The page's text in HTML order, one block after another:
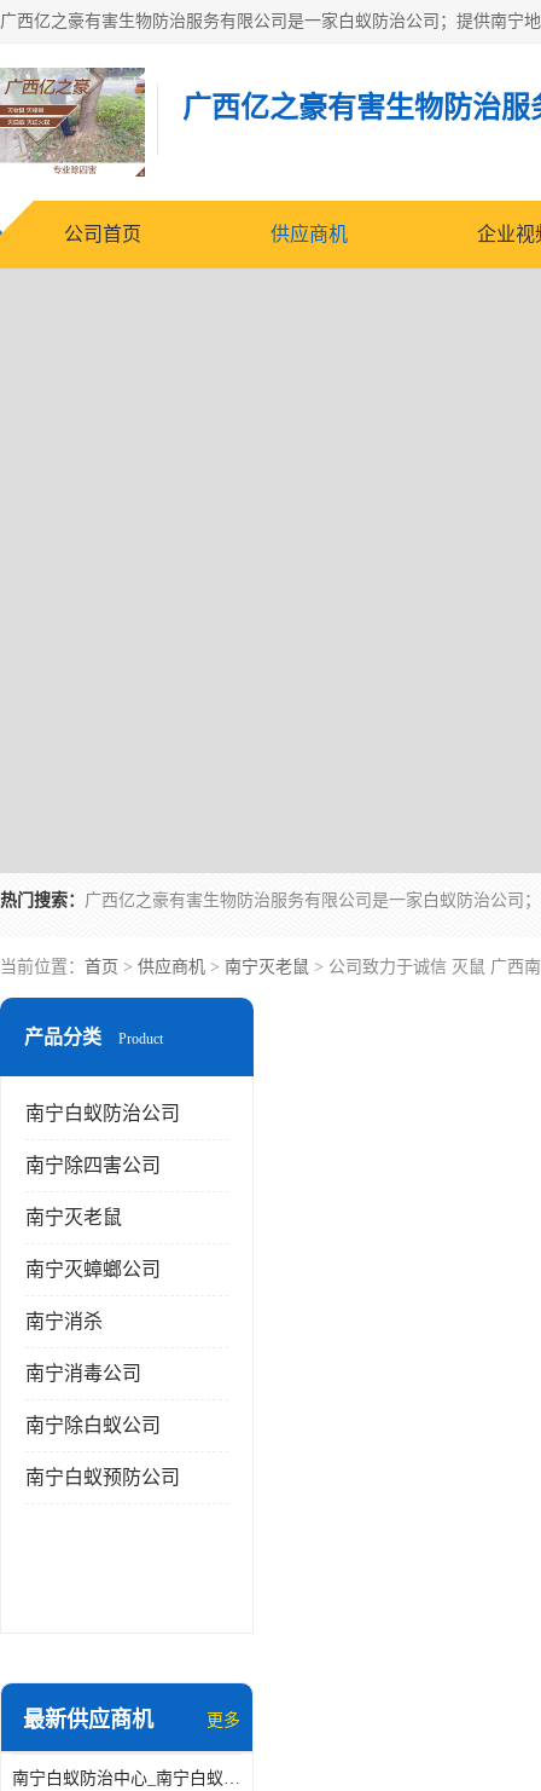
广西亿之豪有害生物防治服
公司首页 供应商机 企业视
热门搜索：
当前位置： 首页 > 供应商机 > 南宁灭老鼠 > 公司致力于诚信 灭鼠 广西
产品分类 Product
南宁白蚁防治公司
南宁除四害公司
南宁灭老鼠
南宁灭蟑螂公司
南宁消杀
南宁消毒公司
南宁除白蚁公司
南宁白蚁预防公司
最新供应商机 更多
南宁白蚁防治中心_南宁白蚁防治所电话_南宁白蚁防治公司